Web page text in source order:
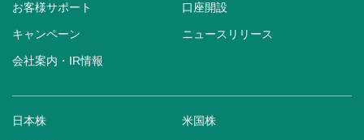
お客様サポート 口座開設
キャンペーン ニュースリリース
会社案内・IR情報
日本株 米国株